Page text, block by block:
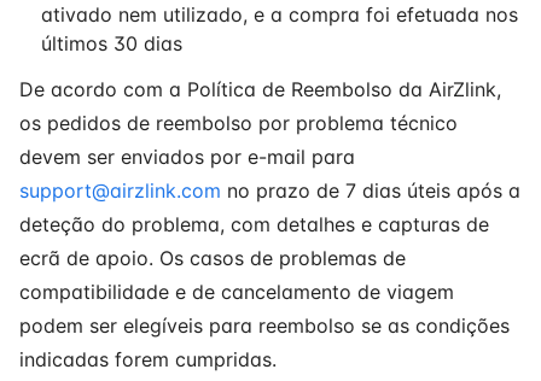
ativado nem utilizado, e a compra foi efetuada nos
últimos 30 dias
De acordo com a Política de Reembolso da AirZlink,
os pedidos de reembolso por problema técnico
devem ser enviados por e-mail para
support@airzlink.com no prazo de 7 dias úteis após a
deteção do problema, com detalhes e capturas de
ecrã de apoio. Os casos de problemas de
compatibilidade e de cancelamento de viagem
podem ser elegíveis para reembolso se as condições
indicadas forem cumpridas.